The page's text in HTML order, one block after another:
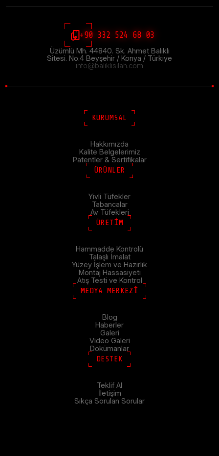
+90 332 524 68 03
Üzümlü Mh. 44840. Sk. Ahmet Balıklı
Sitesi. No.4 Beyşehir / Konya / Türkiye
info@baliklisilah.com
KURUMSAL
Hakkımızda
Kalite Belgelerimiz
Patentler & Sertifikalar
ÜRÜNLER
Yivli Tüfekler
Tabancalar
Av Tüfekleri
ÜRETİM
Hammadde Kontrolü
Talaşlı İmalat
Yüzey İşlem ve Hazırlık
Montaj Hassasiyeti
Atış Testi ve Kontrol
MEDYA MERKEZİ
Blog
Haberler
Galeri
Video Galeri
Dökümanlar
DESTEK
Teklif Al
İletişim
Sıkça Sorulan Sorular